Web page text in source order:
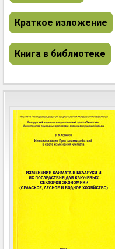
Краткое изложение
Книга в библиотеке